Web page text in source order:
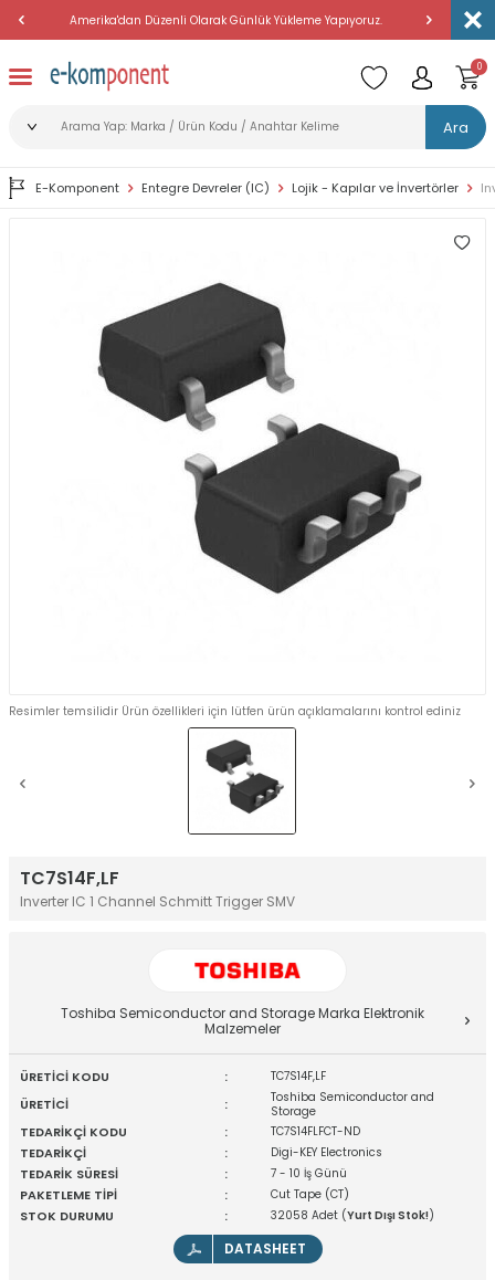
Amerika'dan Düzenli Olarak Günlük Yükleme Yapıyoruz. 2500
Ara
0
E-Komponent Entegre Devreler (IC) Lojik - Kapılar ve İnvertörler
TC7S14F,LF
Inverter IC 1 Channel Schmitt Trigger SMV
Resimler temsilidir Ürün özellikleri için lütfen ürün açıklamalarını kontrol ediniz
Toshiba Semiconductor and Storage Marka Elektronik
Malzemeler
ÜRETİCİ KODU : TC7S14F,LF
ÜRETİCİ :
Toshiba Semiconductor and
Storage
TEDARİKÇİ KODU : TC7S14FLFCT-ND
TEDARİKÇİ : Digi-KEY Electronics
TEDARİK SÜRESİ : 7 - 10 İş Günü
PAKETLEME TİPİ : Cut Tape (CT)
STOK DURUMU : 32058 Adet (Yurt Dışı Stok!)
DATASHEET